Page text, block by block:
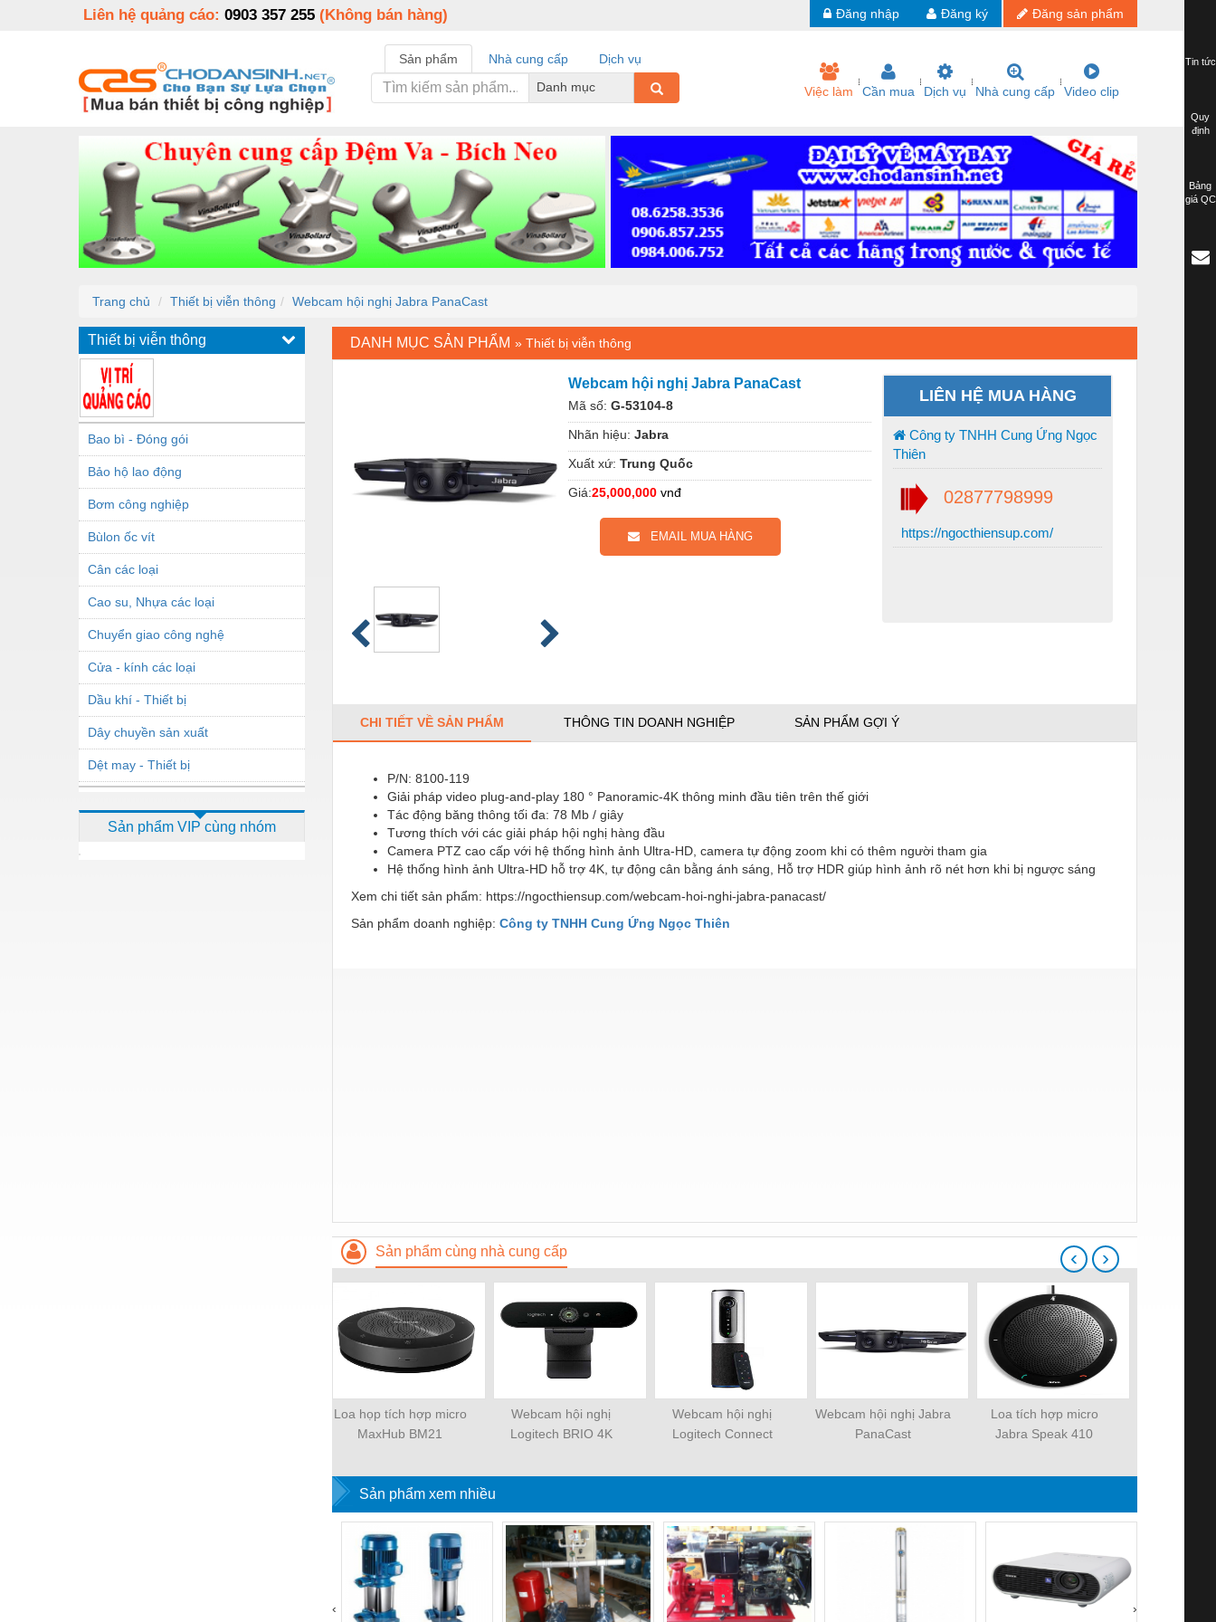
Liên hệ quảng cáo: 0903 357 255 (Không bán hàng) Đăng sản phẩm
Đăng ký
Đăng nhập
Sản phẩm Nhà cung cấp
Dịch vụ
Danh mục
Việc làm Cần mua Dịch vụ Nhà cung cấp Video clip
Trang chủ Thiết bị viễn thông Webcam hội nghị Jabra PanaCast
Thiết bị viễn thông
Bao bì - Đóng gói
Bảo hộ lao động
Bơm công nghiệp
Bùlon ốc vít
Cân các loại
Cao su, Nhựa các loại
Chuyển giao công nghệ
Cửa - kính các loại
Dầu khí - Thiết bị
Dây chuyền sản xuất
Dệt may - Thiết bị
Dịch vụ - Thi công
Sản phẩm VIP cùng nhóm
DANH MỤC SẢN PHẨM » Thiết bị viễn thông
Webcam hội nghị Jabra PanaCast
Mã số: G-53104-8
Nhãn hiệu: Jabra
Xuất xứ: Trung Quốc
Giá:25,000,000 vnđ
EMAIL MUA HÀNG
LIÊN HỆ MUA HÀNG
Công ty TNHH Cung Ứng Ngọc
Thiên
02877798999
https://ngocthiensup.com/
CHI TIẾT VỀ SẢN PHẨM THÔNG TIN DOANH NGHIỆP SẢN PHẨM GỢI Ý
P/N: 8100-119
Giải pháp video plug-and-play 180 ° Panoramic-4K thông minh đầu tiên trên thế giới
Tác động băng thông tối đa: 78 Mb / giây
Tương thích với các giải pháp hội nghị hàng đầu
Camera PTZ cao cấp với hệ thống hình ảnh Ultra-HD, camera tự động zoom khi có thêm người tham gia
Hệ thống hình ảnh Ultra-HD hỗ trợ 4K, tự động cân bằng ánh sáng, Hỗ trợ HDR giúp hình ảnh rõ nét hơn khi bị ngược sáng
Xem chi tiết sản phẩm: https://ngocthiensup.com/webcam-hoi-nghi-jabra-panacast/
Sản phẩm doanh nghiệp: Công ty TNHH Cung Ứng Ngọc Thiên
Sản phẩm cùng nhà cung cấp
Loa họp tích hợp micro
MaxHub BM21
Webcam hội nghị
Logitech BRIO 4K
Webcam hội nghị
Logitech Connect
Webcam hội nghị Jabra
PanaCast
Loa tích hợp micro
Jabra Speak 410
‹ ›
Sản phẩm xem nhiều
‹ ›
Tin tức
Quy
định
Bảng
giá QC